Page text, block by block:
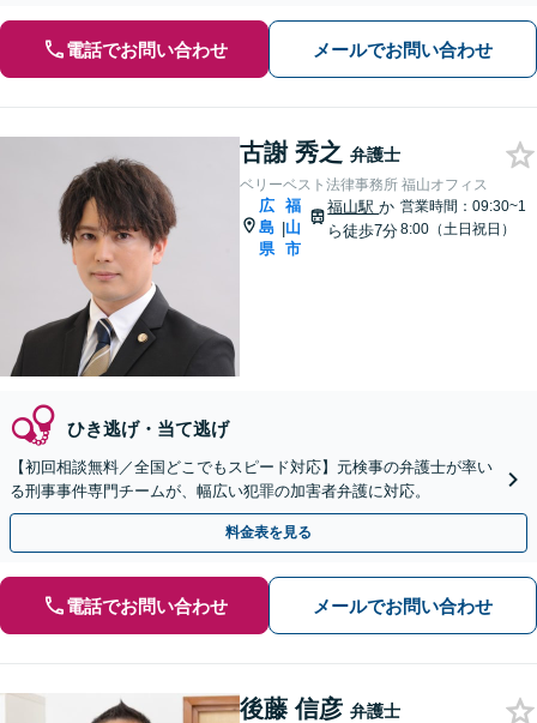
電話でお問い合わせ メールでお問い合わせ
古謝 秀之 弁護士
ベリーベスト法律事務所 福山オフィス
広
島
県
|
福
山
市
福山駅か
ら徒歩7分
営業時間：09:30~1
8:00（土日祝日）
ひき逃げ・当て逃げ
【初回相談無料／全国どこでもスピード対応】元検事の弁護士が率い
る刑事事件専門チームが、幅広い犯罪の加害者弁護に対応。
料金表を見る
電話でお問い合わせ メールでお問い合わせ
後藤 信彦 弁護士